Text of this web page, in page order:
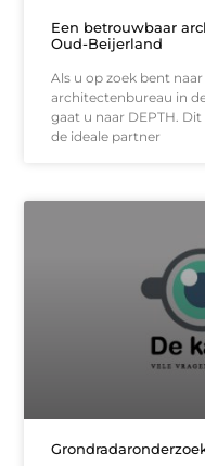
Een betrouwbaar
Oud-Beijerland
Als u op zoek bent
architectenbureau in
gaat u naar DEPTH.
de ideale partner